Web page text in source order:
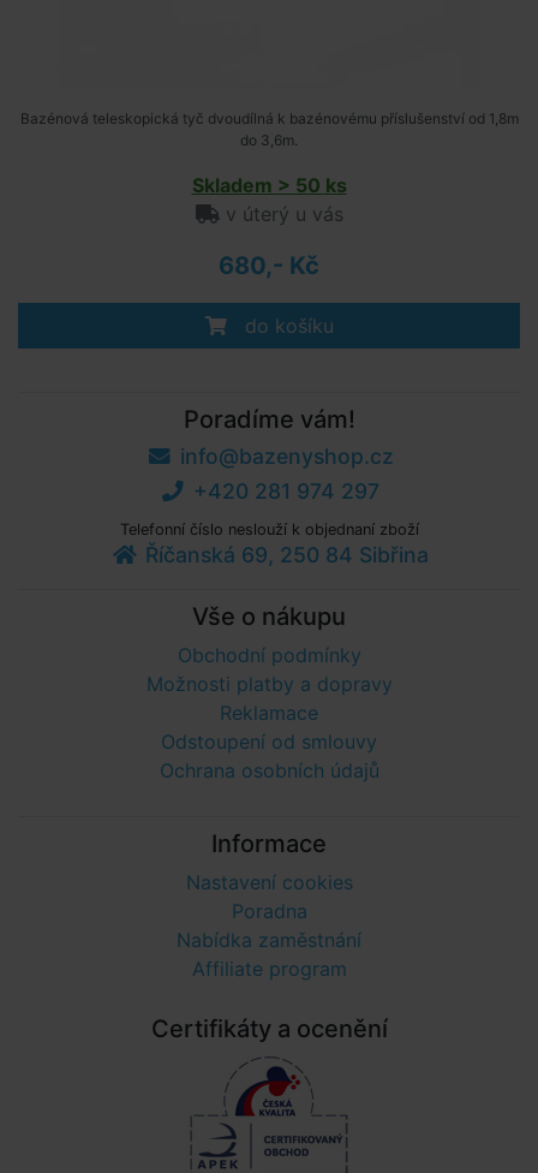
Bazénová teleskopická tyč dvoudílná k bazénovému příslušenství od 1,8m
do 3,6m.
Skladem > 50 ks
v úterý u vás
680,- Kč
do košíku
Poradíme vám!
info@bazenyshop.cz
+420 281 974 297
Telefonní číslo neslouží k objednaní zboží
Říčanská 69, 250 84 Sibřina
Vše o nákupu
Obchodní podmínky
Možnosti platby a dopravy
Reklamace
Odstoupení od smlouvy
Ochrana osobních údajů
Informace
Nastavení cookies
Poradna
Nabídka zaměstnání
Affiliate program
Certifikáty a ocenění